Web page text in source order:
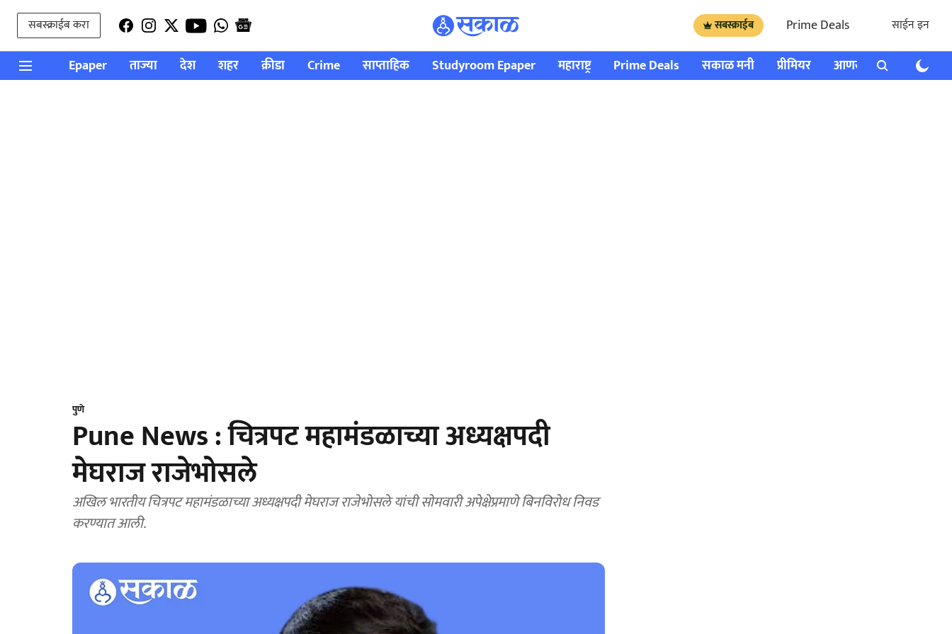
सबस्क्राईब करा सबस्क्राईब Prime Deals साईन इन
Epaper ताज्या देश शहर क्रीडा Crime साप्ताहिक Studyroom Epaper महाराष्ट्र Prime Deals सकाळ मनी प्रीमियर आणखी राशी भविष्य
पुणे
Pune News : चित्रपट महामंडळाच्या अध्यक्षपदी
मेघराज राजेभोसले
अखिल भारतीय चित्रपट महामंडळाच्या अध्यक्षपदी मेघराज राजेभोसले यांची सोमवारी अपेक्षेप्रमाणे बिनविरोध निवड
करण्यात आली.